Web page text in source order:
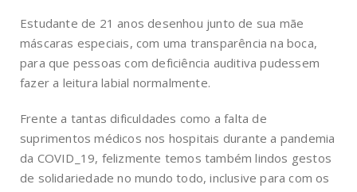
Estudante de 21 anos desenhou junto de sua mãe
máscaras especiais, com uma transparência na boca,
para que pessoas com deficiência auditiva pudessem
fazer a leitura labial normalmente.
Frente a tantas dificuldades como a falta de
suprimentos médicos nos hospitais durante a pandemia
da COVID_19, felizmente temos também lindos gestos
de solidariedade no mundo todo, inclusive para com os